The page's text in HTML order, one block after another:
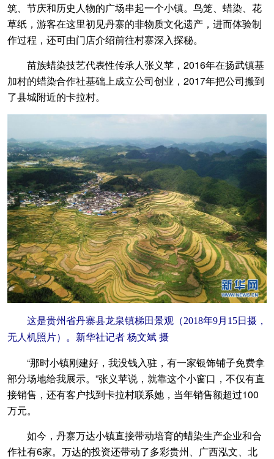
筑、节庆和历史人物的广场串起一个小镇。鸟笼、蜡染、花
草纸，游客在这里初见丹寨的非物质文化遗产，进而体验制
作过程，还可由门店介绍前往村寨深入探秘。
苗族蜡染技艺代表性传承人张义苹，2016年在扬武镇基
加村的蜡染合作社基础上成立公司创业，2017年把公司搬到
了县城附近的卡拉村。
这是贵州省丹寨县龙泉镇梯田景观（2018年9月15日摄，
无人机照片）。新华社记者 杨文斌 摄
“那时小镇刚建好，我没钱入驻，有一家银饰铺子免费拿
部分场地给我展示。”张义苹说，就靠这个小窗口，不仅有直
接销售，还有客户找到卡拉村联系她，当年销售额超过100
万元。
如今，丹寨万达小镇直接带动培育的蜡染生产企业和合
作社有6家。万达的投资还带动了多彩贵州、广西泓文、北